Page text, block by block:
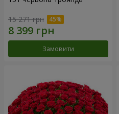
15 271 грн
Замовити